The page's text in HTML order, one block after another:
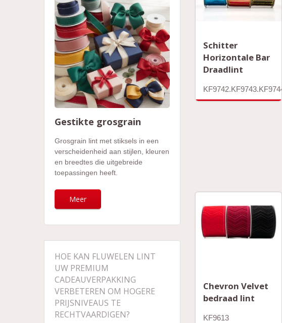
Gestikte grosgrain
Grosgrain lint met stiksels in een
verscheidenheid aan stijlen, kleuren
en breedtes die uitgebreide
toepassingen heeft.
Meer
HOE KAN FLUWELEN LINT
UW PREMIUM
CADEAUVERPAKKING
VERBETEREN OM HOGERE
PRIJSNIVEAUS TE
RECHTVAARDIGEN?
Schitter
Horizontale Bar
Draadlint
KF9742.KF9743.KF9744
Chevron Velvet
bedraad lint
KF9613